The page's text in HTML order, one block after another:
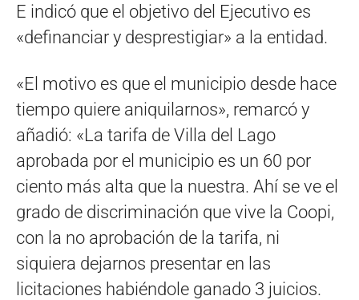
E indicó que el objetivo del Ejecutivo es
«definanciar y desprestigiar» a la entidad.
«El motivo es que el municipio desde hace
tiempo quiere aniquilarnos», remarcó y
añadió: «La tarifa de Villa del Lago
aprobada por el municipio es un 60 por
ciento más alta que la nuestra. Ahí se ve el
grado de discriminación que vive la Coopi,
con la no aprobación de la tarifa, ni
siquiera dejarnos presentar en las
licitaciones habiéndole ganado 3 juicios.